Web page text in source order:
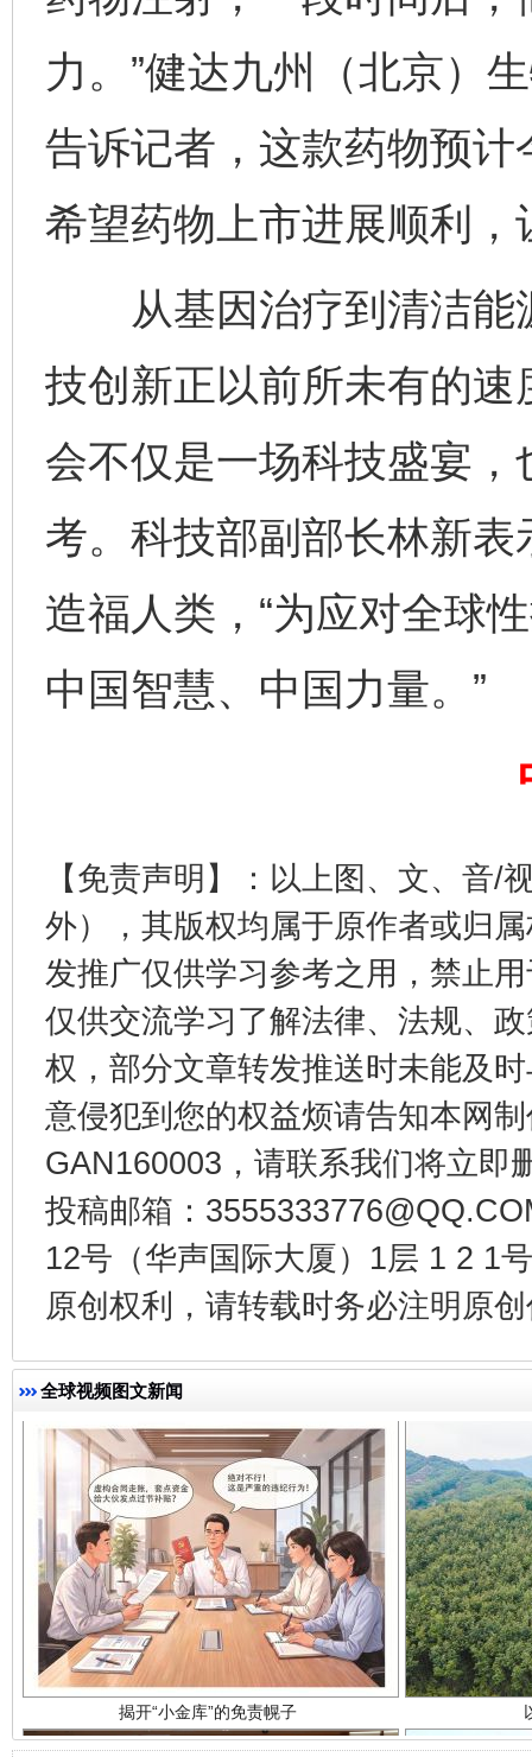
力。”健达九州（北京）
告诉记者，这款药物预
希望药物上市进展顺利
从基因治疗到清洁能
技创新正以前所未有的
会不仅是一场科技盛宴
考。科技部副部长林新
造福人类，“为应对全球
中国智慧、中国力量。”
【免责声明】：以上图、文、音/
外），其版权均属于原作者或归
发推广仅供学习参考之用，禁止
仅供交流学习了解法律、法规、
权，部分文章转发推送时未能及
意侵犯到您的权益烦请告知本网
GAN160003，请联系我们将立即
投稿邮箱：
12号（华声国际大厦）1层 1 2 1
原创权利，请转载时务必注明原
全球视频图文新闻
完善运行机制助力责任有效落实 一纸欠
东山县通报“牛蛙产品抗生素超标问题” 法
千年窑火 生生不息
揭开“小金库”的免责幌子